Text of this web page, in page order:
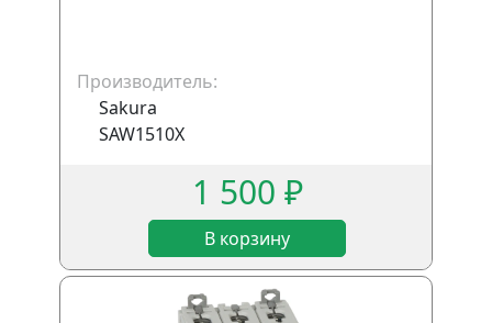
Производитель:
Sakura
SAW1510X
1 500 ₽
В корзину